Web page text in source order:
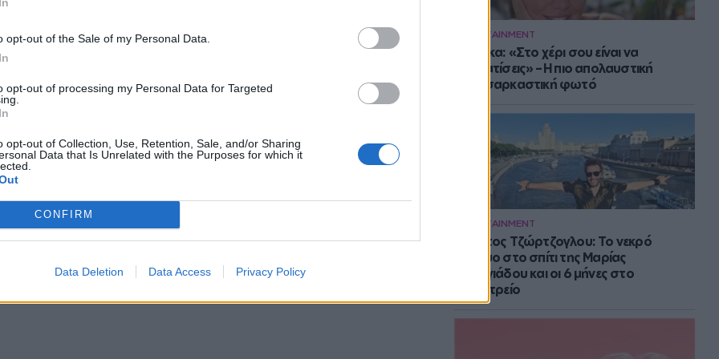
opt-out of the Sale of my Personal Data.
opt-out of processing my Personal Data for Targeted
opt-out of Collection, Use, Retention, Sale, and/or Sharing
Data that Is Unrelated with the Purposes for which it
CONFIRM
Data Deletion Data Access Privacy Policy
ENTERTAINMENT
Μπάρκα: «Στο χέρι σου είναι να
αδυνατίσεις» – Η πιο απολαυστική
αυτοσαρκαστική φωτό
ENTERTAINMENT
Στράτος Τζώρτζογλου: Το νεκρό
έμβρυο στο σπίτι της Μαρίας
Γεωργιάδου και οι 6 μήνες στο
ψυχιατρείο
όταν ένα θύμα αρχίζει να νιώθει
τον θύτη του. Και παρότι η Kardashian δεν